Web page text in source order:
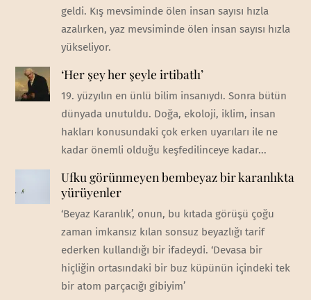
geldi. Kış mevsiminde ölen insan sayısı hızla
azalırken, yaz mevsiminde ölen insan sayısı hızla
yükseliyor.
‘Her şey her şeyle irtibatlı’
19. yüzyılın en ünlü bilim insanıydı. Sonra bütün
dünyada unutuldu. Doğa, ekoloji, iklim, insan
hakları konusundaki çok erken uyarıları ile ne
kadar önemli olduğu keşfedilinceye kadar...
Ufku görünmeyen bembeyaz bir karanlıkta
yürüyenler
‘Beyaz Karanlık’, onun, bu kıtada görüşü çoğu
zaman imkansız kılan sonsuz beyazlığı tarif
ederken kullandığı bir ifadeydi. ‘Devasa bir
hiçliğin ortasındaki bir buz küpünün içindeki tek
bir atom parçacığı gibiyim’